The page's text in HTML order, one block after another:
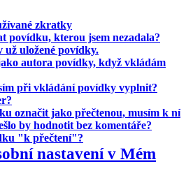
zkratky
povídku, kterou jsem nezadala?
už uložené povídky.
autora povídky, když vkládám
při vkládání povídky vyplnit?
označit jako přečtenou, musím k ní
by hodnotit bez komentáře?
"k přečtení"?
nastavení v Mém